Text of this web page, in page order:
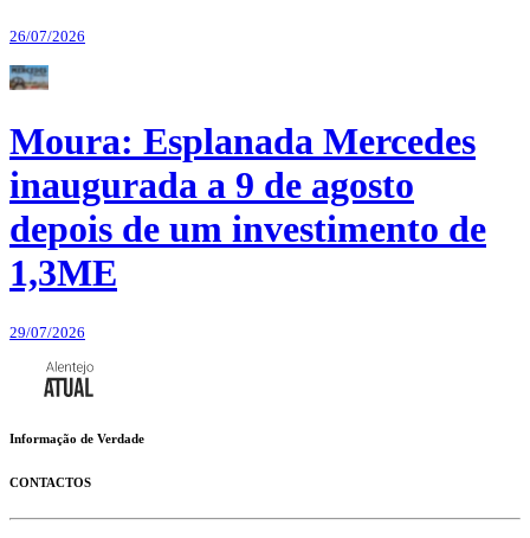
26/07/2026
Moura: Esplanada Mercedes
inaugurada a 9 de agosto
depois de um investimento de
1,3ME
29/07/2026
Informação de Verdade
CONTACTOS